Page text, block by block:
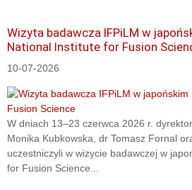
Wizyta badawcza IFPiLM w
National Institute for Fusion
10-07-2026
W dniach 13–23 czerwca 2026 r.
Monika Kubkowska, dr Tomasz Fornal
uczestniczyli w wizycie badawczej w
for Fusion Science...